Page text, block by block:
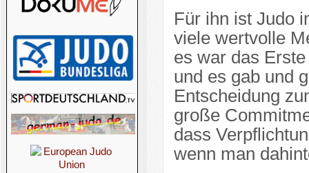
Für ihn ist Judo
viele wertvolle
es war das
und es gab und
Entscheidung
große
dass
wenn man